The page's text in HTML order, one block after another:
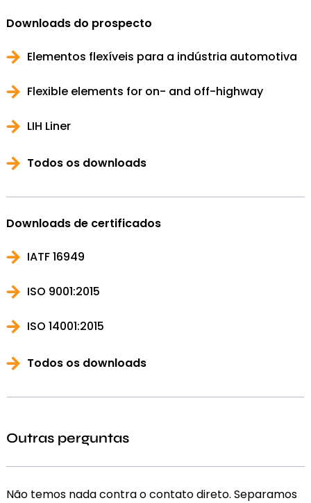
Downloads do prospecto
Elementos flexíveis para a indústria automotiva
Flexible elements for on- and off-highway
LIH Liner
Todos os downloads
Downloads de certificados
IATF 16949
ISO 9001:2015
ISO 14001:2015
Todos os downloads
Outras perguntas
Não temos nada contra o contato direto. Separamos